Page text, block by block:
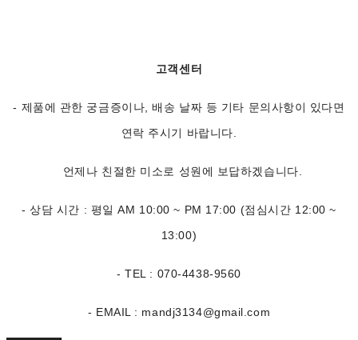
고객센터
- 제품에 관한 궁금증이나, 배송 날짜 등 기타 문의사항이 있다면
연락 주시기 바랍니다.
언제나 친절한 미소로 성원에 보답하겠습니다.
- 상담 시간 : 평일 AM 10:00 ~ PM 17:00 (점심시간 12:00 ~
13:00)
- TEL : 070-4438-9560
- EMAIL : mandj3134@gmail.com